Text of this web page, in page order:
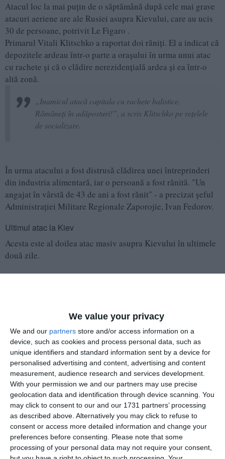
We value your privacy
We and our partners store and/or access information on a
device, such as cookies and process personal data, such as
unique identifiers and standard information sent by a device for
personalised advertising and content, advertising and content
measurement, audience research and services development.
With your permission we and our partners may use precise
geolocation data and identification through device scanning. You
may click to consent to our and our 1731 partners’ processing
as described above. Alternatively you may click to refuse to
consent or access more detailed information and change your
preferences before consenting.
Please note that some
processing of your personal data may not require your consent,
Atacul loc la mai puțin de o săptămână după cele mai grave
atacuri aeriene are ale Rusiei asupra Kievului, care au ucis
30 de persoane, potrivit Le Figaro .
Primarul Vitali Klitschko a raportat doi răniți. El a indicat că
depozitele ardeau într-o parte a orașului în urma unui atac
cu rachete și că o clădire nerezidențială ardea și ea într-o
altă zonă.
„Inamicul atacă capitala cu rachete balistice.
Rămâneți în adăposturi!”, a scris Klitschko pe rețelele
de socializare.
În urma atacului a fost distrusă clădirea unei întreprinderi
din industria alimentară, iar o persoană a fost rănită. "Un
angajat în vârstă de 43 de ani a fost rănit" - a precizat șeful
Administrației Militare Regionale Zaporojie, Ivan Fedorov.
Ultimul atac la Kiev
Acesta este al doilea atac masiv asupra Kievului în ultimele
două zile.